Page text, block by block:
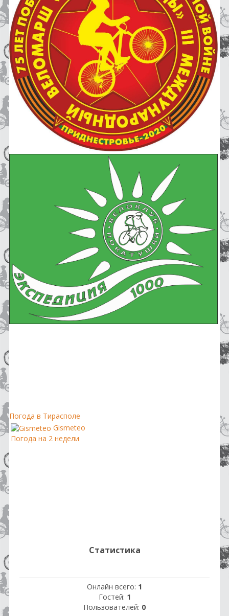
Погода в Тирасполе
Gismeteo
Погода на 2 недели
Статистика
Онлайн всего: 1
Гостей: 1
Пользователей: 0